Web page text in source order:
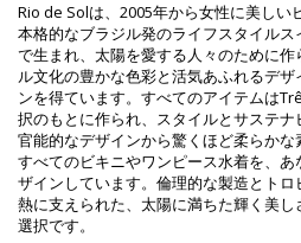
ん。 )
HS CODE: 6112.41.0010
SKU: 1981107796
EAN: XS (7899810127457), S
L (7899810127488), XL
重さ : 45g / 0.1lb / 1.59oz
カットにより柄が異なることがあり
補正された写真
洗い方と手
お手入れ方法: Rio de Sol
Rio de Solは、2005年から女性に美しい
本格的なブラジル発のライフスタイル
で生まれ、太陽を愛する人々のために
ル文化の豊かな色彩と活気あふれるデ
ンを得ています。すべてのアイテムは
択のもとに作られ、スタイルとサステナ
官能的なデザインから驚くほど柔らか
すべてのビキニやワンピース水着を、
ザインしています。倫理的な製造とト
熱に支えられた、太陽に満ちた輝く美
選択です。